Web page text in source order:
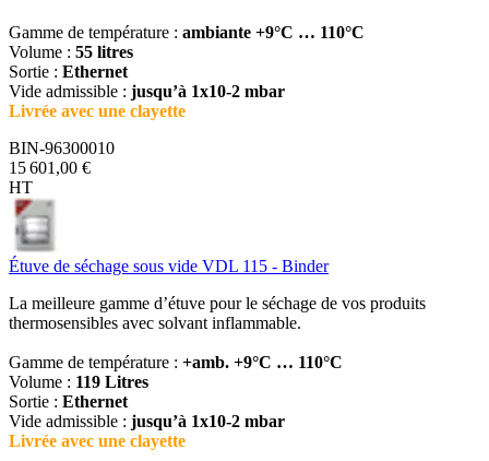
Gamme de température : ambiante +9°C … 110°C
Volume : 55 litres
Sortie : Ethernet
Vide admissible : jusqu’à 1x10-2 mbar
Livrée avec une clayette
BIN-96300010
15 601,00 €
HT
Étuve de séchage sous vide VDL 115 - Binder
La meilleure gamme d’étuve pour le séchage de vos produits
thermosensibles avec solvant inflammable.
Gamme de température : +amb. +9°C … 110°C
Volume : 119 Litres
Sortie : Ethernet
Vide admissible : jusqu’à 1x10-2 mbar
Livrée avec une clayette